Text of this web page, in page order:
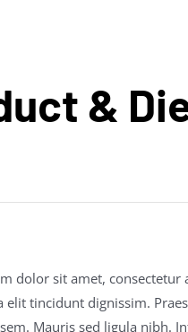
&
dolor sit amet, consectetur
elit tincidunt dignissim.
Mauris sed ligula nibh.